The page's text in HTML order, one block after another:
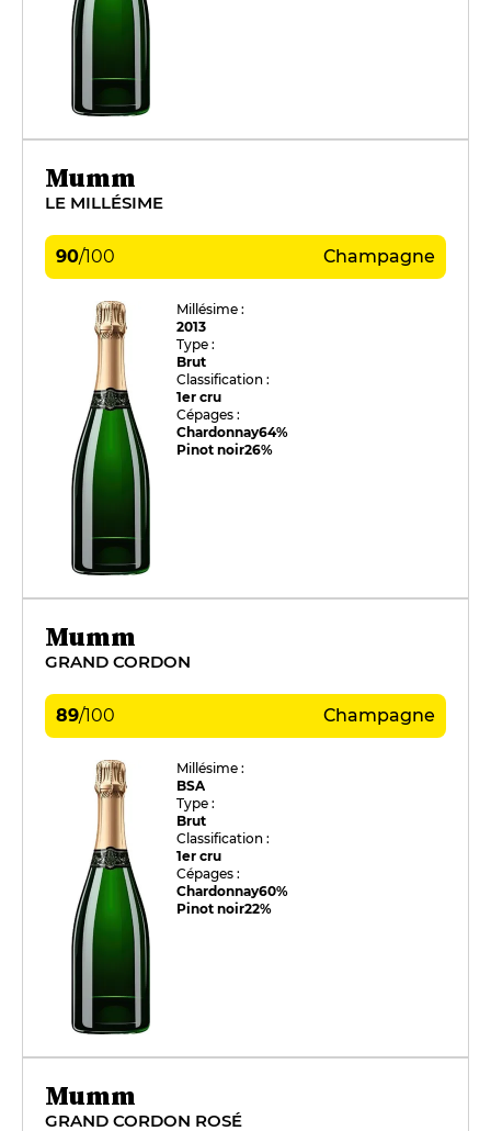
Mumm
LE MILLÉSIME
90/100 Champagne
Millésime :
2013
Type :
Brut
Classification :
1er cru
Cépages :
Chardonnay64%
Pinot noir26%
Mumm
GRAND CORDON
89/100 Champagne
Millésime :
BSA
Type :
Brut
Classification :
1er cru
Cépages :
Chardonnay60%
Pinot noir22%
Mumm
GRAND CORDON ROSÉ